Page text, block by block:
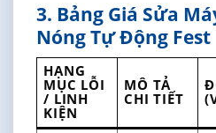
3. Bảng Giá Sửa
Nóng Tự Động Fest
HẠNG
MỤC LỖI
/ LINH
KIỆN
MÔ TẢ
CHI TIẾT